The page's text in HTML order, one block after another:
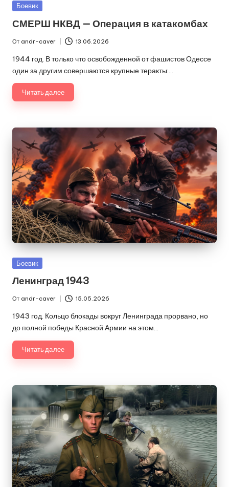
Опубликовано
Боевик
СМЕРШ НКВД — Операция в катакомбах
Запись
от
От andr-caver 13.06.2026
1944 год. В только что освобожденной от фашистов Одессе
один за другим совершаются крупные теракты:…
Читать далее
Опубликовано
Боевик
Ленинград 1943
от
От andr-caver 15.05.2026
1943 год. Кольцо блокады вокруг Ленинграда прорвано, но
до полной победы Красной Армии на этом…
Читать далее